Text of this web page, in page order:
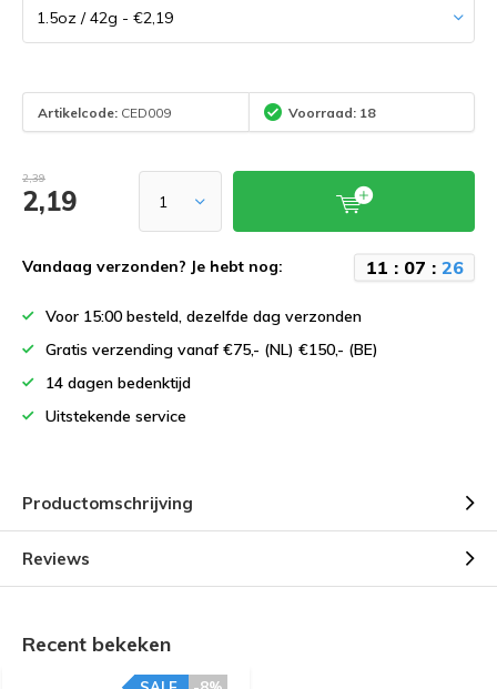
Artikelcode: CED009 Voorraad: 18
2,39
2,19
Vandaag verzonden? Je hebt nog: 11 : 07 : 26
Voor 15:00 besteld, dezelfde dag verzonden
Gratis verzending vanaf €75,- (NL) €150,- (BE)
14 dagen bedenktijd
Uitstekende service
Productomschrijving
Reviews
Recent bekeken